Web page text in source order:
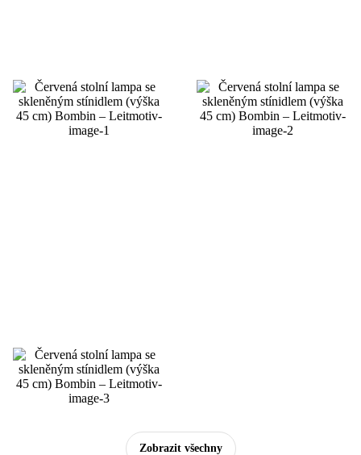
Zobrazit všechny